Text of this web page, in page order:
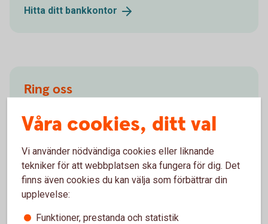
Hitta ditt bankkontor
Ring oss
Ring oss för att få hjälp med företagets affärer.
Försäkringsgivare
Våra cookies, ditt val
Vi använder nödvändiga cookies eller liknande
tekniker för att webbplatsen ska fungera för dig. Det
finns även cookies du kan välja som förbättrar din
upplevelse:
Funktioner, prestanda och statistik